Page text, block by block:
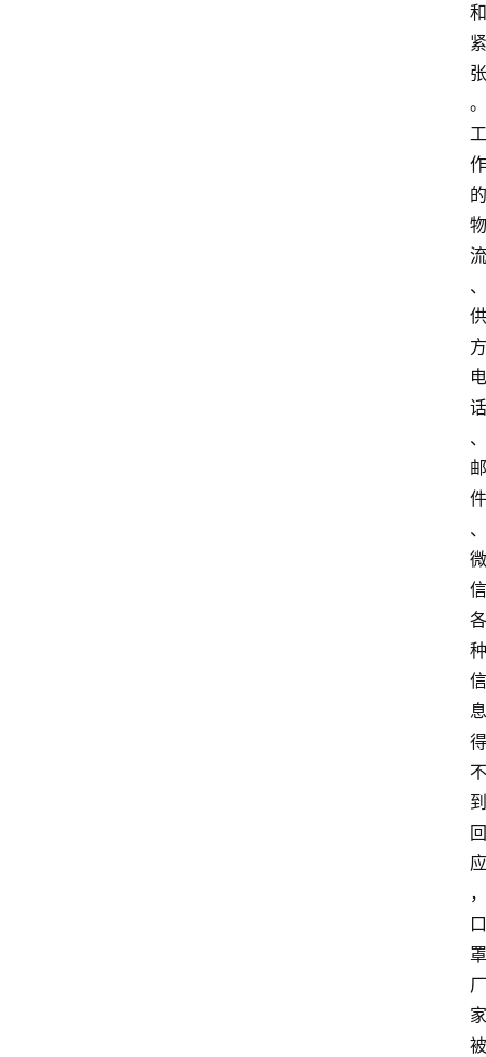
和
紧
张
。
工
作
的
物
流
、
供
方
电
话
、
邮
件
、
微
信
各
种
信
息
得
不
到
回
应
，
口
罩
厂
家
被